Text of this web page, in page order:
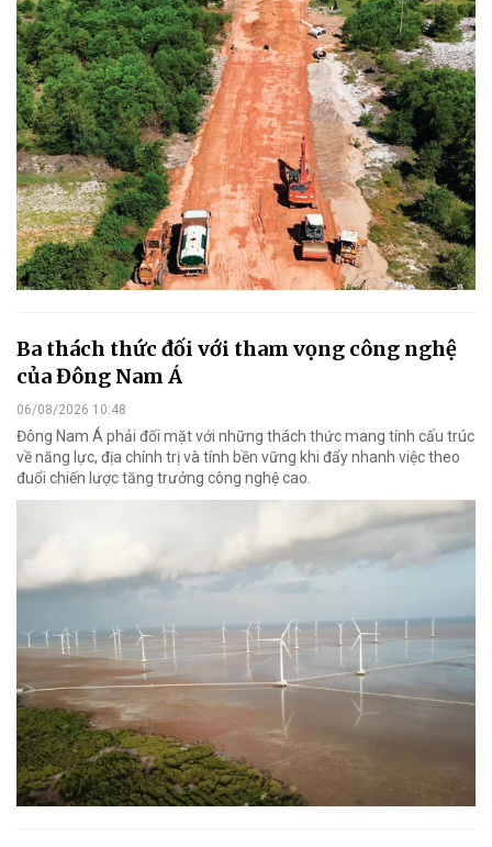
Ba thách thức đối với tham vọng công nghệ
của Đông Nam Á
06/08/2026 10:48
Đông Nam Á phải đối mặt với những thách thức mang tính cấu trúc
về năng lực, địa chính trị và tính bền vững khi đẩy nhanh việc theo
đuổi chiến lược tăng trưởng công nghệ cao.